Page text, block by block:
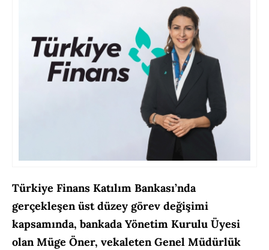
Türkiye Finans Katılım Bankası’nda
gerçekleşen üst düzey görev değişimi
kapsamında, bankada Yönetim Kurulu Üyesi
olan Müge Öner, vekaleten Genel Müdürlük